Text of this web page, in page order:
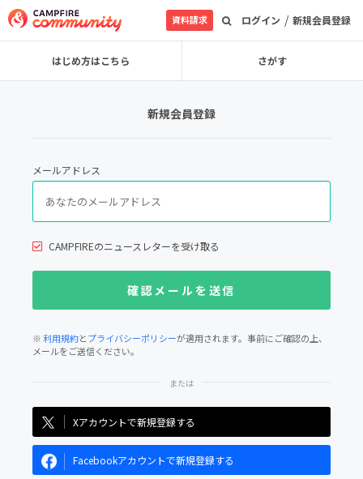
ログイン / 新規会員登録
資料請求
はじめ方はこちら さがす
新規会員登録
メールアドレス
CAMPFIREのニュースレターを受け取る
※利用規約とプライバシーポリシーが適用されます。事前にご確認の上、
メールをご送信ください。
Xアカウントで新規登録する
Facebookアカウントで新規登録する